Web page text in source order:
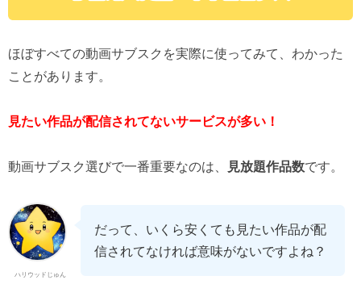
ほぼすべての動画サブスクを実際に使ってみて、わかった
ことがあります。
見たい作品が配信されてないサービスが多い！
動画サブスク選びで一番重要なのは、 見放題作品数です。
ハリウッドじゅん
だって、いくら安くても見たい作品が配
信されてなければ意味がないですよね？